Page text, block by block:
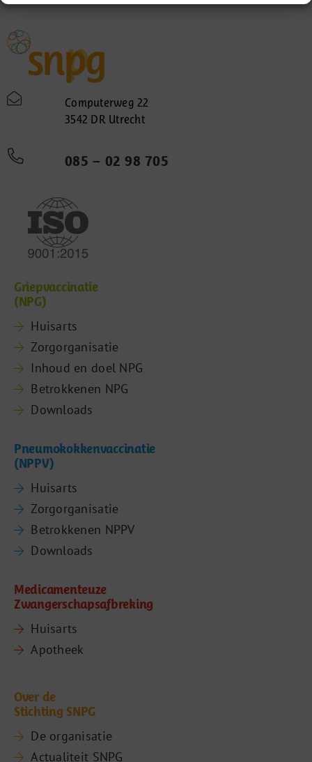
Computerweg 22
3542 DR Utrecht
085 – 02 98 705
Griepvaccinatie
(NPG)
Huisarts
Zorgorganisatie
Inhoud en doel NPG
Betrokkenen NPG
Downloads
Pneumokokkenvaccinatie
(NPPV)
Huisarts
Zorgorganisatie
Betrokkenen NPPV
Downloads
Medicamenteuze
Zwangerschapsafbreking
Huisarts
Apotheek
Over de
Stichting SNPG
De organisatie
Actualiteit SNPG